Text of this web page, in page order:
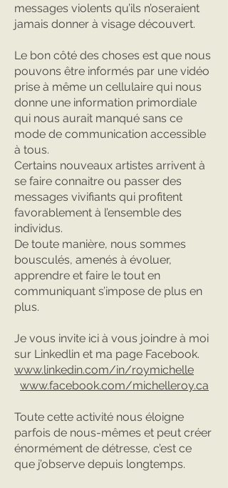
messages violents qu’ils n’oseraient
jamais donner à visage découvert.
Le bon côté des choses est que nous
pouvons être informés par une vidéo
prise à même un cellulaire qui nous
donne une information primordiale
qui nous aurait manqué sans ce
mode de communication accessible
à tous.
Certains nouveaux artistes arrivent à
se faire connaitre ou passer des
messages vivifiants qui profitent
favorablement à l’ensemble des
individus.
De toute manière, nous sommes
bousculés, amenés à évoluer,
apprendre et faire le tout en
communiquant s’impose de plus en
plus.
Je vous invite ici à vous joindre à moi
sur Linkedlin et ma page Facebook.
www.linkedin.com/in/roymichelle
www.facebook.com/michelleroy.ca
Toute cette activité nous éloigne
parfois de nous-mêmes et peut créer
énormément de détresse, c’est ce
que j’observe depuis longtemps.